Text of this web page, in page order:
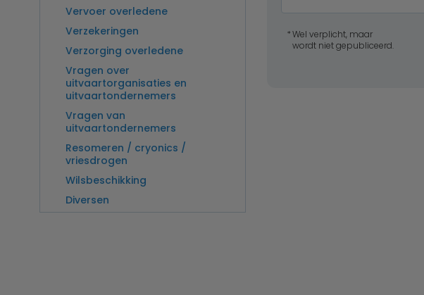
Vervoer overledene
Verzekeringen
Verzorging overledene
Vragen over
uitvaartorganisaties en
uitvaartondernemers
Vragen van
uitvaartondernemers
Resomeren / cryonics /
vriesdrogen
Wilsbeschikking
Diversen
Wel verplicht, maar
wordt niet gepubliceerd.